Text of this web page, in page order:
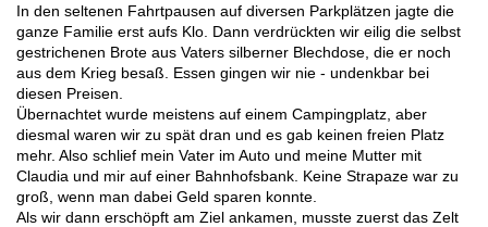
In den seltenen Fahrtpausen auf diversen Parkplätzen jagte die
ganze Familie erst aufs Klo. Dann verdrückten wir eilig die selbst
gestrichenen Brote aus Vaters silberner Blechdose, die er noch
aus dem Krieg besaß. Essen gingen wir nie - undenkbar bei
diesen Preisen.
Übernachtet wurde meistens auf einem Campingplatz, aber
diesmal waren wir zu spät dran und es gab keinen freien Platz
mehr. Also schlief mein Vater im Auto und meine Mutter mit
Claudia und mir auf einer Bahnhofsbank. Keine Strapaze war zu
groß, wenn man dabei Geld sparen konnte.
Als wir dann erschöpft am Ziel ankamen, musste zuerst das Zelt